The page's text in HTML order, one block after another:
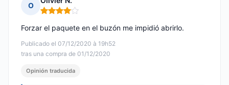
O
Nota: 4 de 5
Publicado el 07/12/2020 à 19h52
tras una compra de 01/12/2020
Forzar el paquete en el buzón me impidió abrirlo.
Opinión traducida